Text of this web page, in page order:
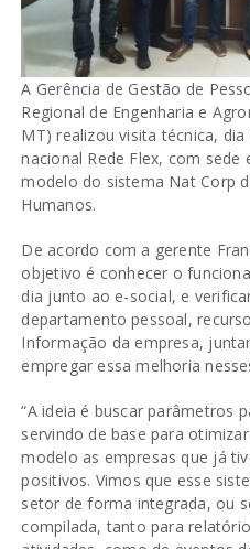
A Gerência de Gestão de
Regional de Engenharia e
MT) realizou visita técnica,
nacional Rede Flex, com sede
modelo do sistema Nat Corp
Humanos.
De acordo com a gerente
objetivo é conhecer o
dia junto ao e-social, e
departamento pessoal,
Informação da empresa,
empregar essa melhoria
“A ideia é buscar parâmetros
servindo de base para
modelo as empresas que já
positivos. Vimos que esse
setor de forma integrada, ou
compilada, tanto para